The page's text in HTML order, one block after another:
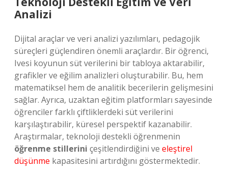
Analizi
Dijital araçlar ve veri analizi yazılımları, pedagojik
süreçleri güçlendiren önemli araçlardır. Bir öğrenci,
Ivesi koyunun süt verilerini bir tabloya aktarabilir,
grafikler ve eğilim analizleri oluşturabilir. Bu, hem
matematiksel hem de analitik becerilerin gelişmesini
sağlar. Ayrıca, uzaktan eğitim platformları sayesinde
öğrenciler farklı çiftliklerdeki süt verilerini
karşılaştırabilir, küresel perspektif kazanabilir.
Araştırmalar, teknoloji destekli öğrenmenin
öğrenme stillerini çeşitlendirdiğini ve eleştirel
düşünme kapasitesini artırdığını göstermektedir.